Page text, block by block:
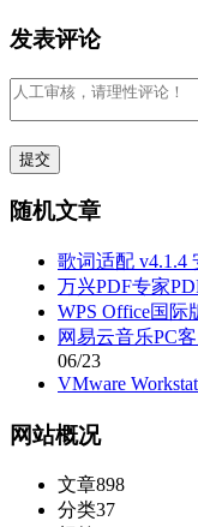
发表评论
随机文章
歌词适配 v4.1.4
万兴PDF专家
WPS Office国际
网易云音乐PC
06/23
VMware
网站概况
文章898
分类37